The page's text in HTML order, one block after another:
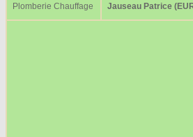
Plomberie Chauffage Jauseau Patrice